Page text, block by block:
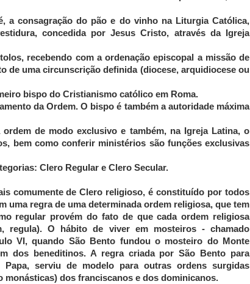
a consagração do pão e do vinho na Liturgia Católica,
concedida por Jesus Cristo, através da Igreja
recebendo com a ordenação episcopal a missão de
de uma circunscrição definida (diocese, arquidiocese ou
bispo do Cristianismo católico em Roma.
da Ordem. O bispo é também a autoridade máxima
de modo exclusivo e também, na Igreja Latina, o
bem como conferir ministérios são funções exclusivas
Clero Regular e Clero Secular.
comumente de Clero religioso, é constituído por todos
uma regra de uma determinada ordem religiosa, que tem
regular provém do fato de que cada ordem religiosa
regula). O hábito de viver em mosteiros - chamado
VI, quando São Bento fundou o mosteiro do Monte
dos beneditinos. A regra criada por São Bento para
serviu de modelo para outras ordens surgidas
monásticas) dos franciscanos e dos dominicanos.